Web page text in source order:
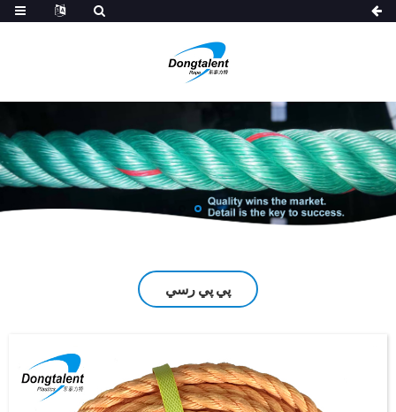
پي پي رسي